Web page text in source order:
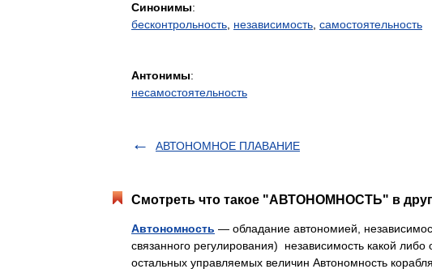
Синонимы:
бесконтрольность независимость самостоятельность
Антонимы:
несамостоятельность
АВТОНОМНОЕ ПЛАВАНИЕ
Смотреть что такое "АВТОНОМНОСТЬ" в
Автономность — обладание автономией,
связанного регулирования) независимость какой
остальных управляемых величин Автономность